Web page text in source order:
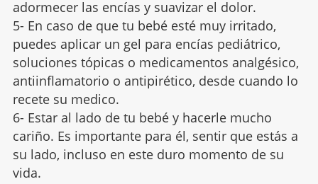
adormecer las encías y suavizar el dolor.
5- En caso de que tu bebé esté muy irritado,
puedes aplicar un gel para encías pediátrico,
soluciones tópicas o medicamentos analgésico,
antiinflamatorio o antipirético, desde cuando lo
recete su medico.
6- Estar al lado de tu bebé y hacerle mucho
cariño. Es importante para él, sentir que estás a
su lado, incluso en este duro momento de su
vida.